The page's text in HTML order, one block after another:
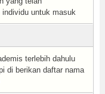
untuk masuk
terlebih dahulu
di berikan daftar nama